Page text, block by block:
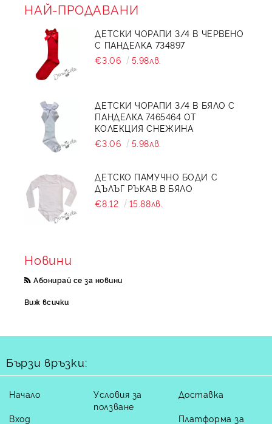
НАЙ-ПРОДАВАНИ
ДЕТСКИ ЧОРАПИ 3/4 В ЧЕРВЕНО
С ПАНДЕЛКА 734897
€3.06
5.98лв.
ДЕТСКИ ЧОРАПИ 3/4 В БЯЛО С
ПАНДЕЛКА 7465464 ОТ
КОЛЕКЦИЯ СНЕЖИНА
€3.06
5.98лв.
ДЕТСКО ПАМУЧНО БОДИ С
ДЪЛЪГ РЪКАВ В БЯЛО
€8.12
15.88лв.
Новини
Абонирай се за новини
Виж всички
Бързи връзки:
Начало
Вход
Условия за
ползване
Доставка
Платформа за